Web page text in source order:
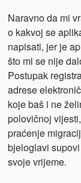
Naravno da mi
o kakvoj se
napisati, jer je
što mi se nije
Postupak
adrese
koje baš i ne
polovičnoj
praćenje
bjeloglavi
svoje vrijeme.